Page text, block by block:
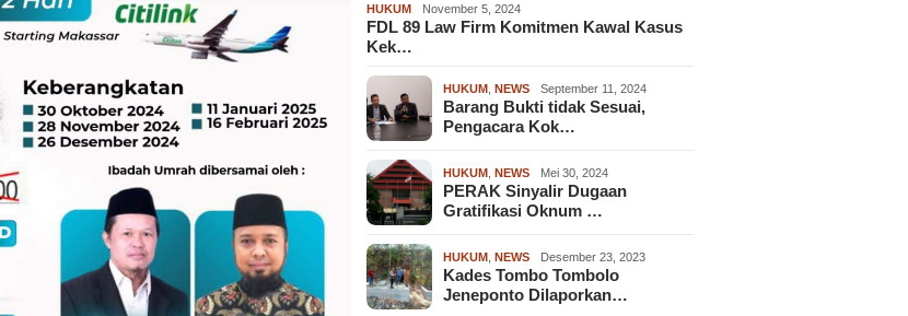
HUKUM November 5, 2024
FDL 89 Law Firm Komitmen Kawal Kasus
Kek…
HUKUM ,NEWS September 11, 2024
Barang Bukti tidak Sesuai,
Pengacara Kok…
HUKUM ,NEWS Mei 30, 2024
PERAK Sinyalir Dugaan
Gratifikasi Oknum …
HUKUM ,NEWS Desember 23, 2023
Kades Tombo Tombolo
Jeneponto Dilaporkan…